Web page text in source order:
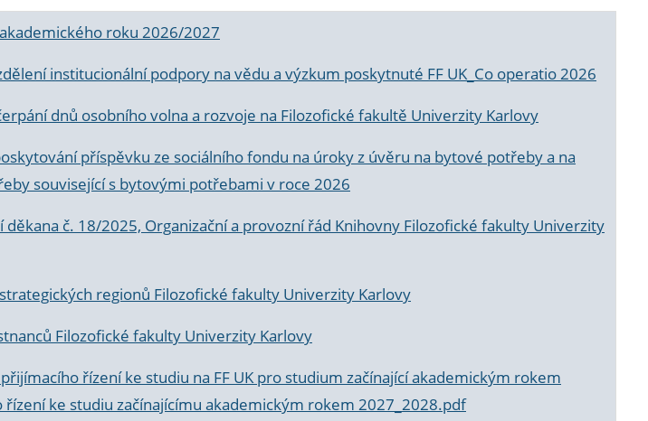
roku 2026/2027
institucionální podpory na vědu a výzkum poskytnuté FF UK_Co operatio 2026
dnů osobního volna a rozvoje na Filozofické fakultě Univerzity Karlovy
příspěvku ze sociálního fondu na úroky z úvěru na bytové potřeby a na
související s bytovými potřebami v roce 2026
č. 18/2025, Organizační a provozní řád Knihovny Filozofické fakulty Univerzity
regionů Filozofické fakulty Univerzity Karlovy
Filozofické fakulty Univerzity Karlovy
řízení ke studiu na FF UK pro studium začínající akademickým rokem
ke studiu začínajícímu akademickým rokem 2027_2028.pdf